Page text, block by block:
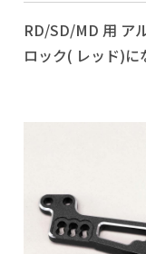
RD/SD/MD 用 ア
ロック( レッド)に